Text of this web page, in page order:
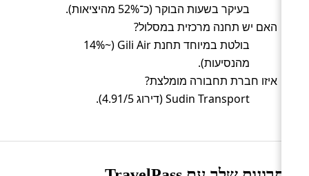
בעיקר בשעות הבוקר (כ־52% מהיציאות).
האם יש תחנה מרכזית במסלול?
בולטת במיוחד תחנת Gili Air (~14%
מהנסיעות).
איזו חברת תחבורה מומלצת?
Sudin Transport (דירוג 4.91/5).